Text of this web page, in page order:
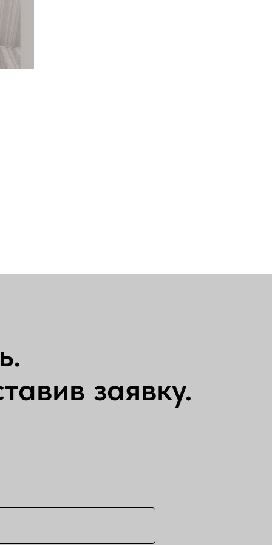
заявку.